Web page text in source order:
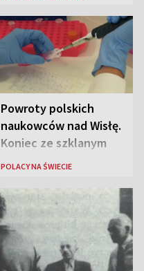
Powroty polskich
naukowców nad Wisłę.
Koniec ze szklanym
sufitem
POLACY NA ŚWIECIE